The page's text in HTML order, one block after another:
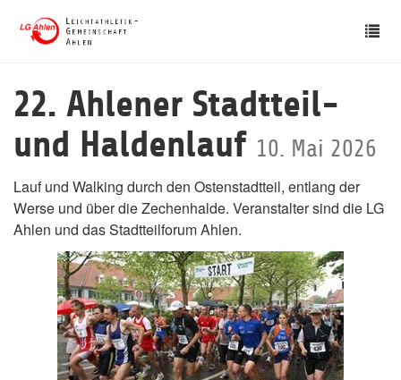
22. Ahlener Stadtteil-
und Haldenlauf 10. Mai 2026
Lauf und Walking durch den Ostenstadtteil, entlang der
Werse und über die Zechenhalde. Veranstalter sind die LG
Ahlen und das Stadtteilforum Ahlen.